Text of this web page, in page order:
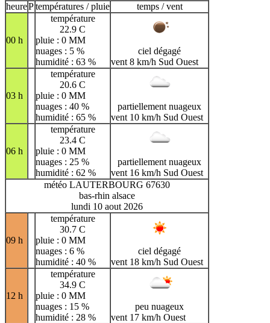
heurePtempératures / pluie temps / vent
00 h
température
22.9 C
pluie : 0 MM
nuages : 5 %
humidité : 63 %
ciel dégagé
vent 8 km/h Sud Ouest
03 h
température
20.6 C
pluie : 0 MM
nuages : 40 %
humidité : 65 %
partiellement nuageux
vent 10 km/h Sud Ouest
06 h
température
23.4 C
pluie : 0 MM
nuages : 25 %
humidité : 62 %
partiellement nuageux
vent 16 km/h Sud Ouest
météo LAUTERBOURG 67630
bas-rhin alsace
lundi 10 aout 2026
09 h
température
30.7 C
pluie : 0 MM
nuages : 6 %
humidité : 40 %
ciel dégagé
vent 18 km/h Sud Ouest
12 h
température
34.9 C
pluie : 0 MM
nuages : 15 %
humidité : 28 %
peu nuageux
vent 17 km/h Ouest